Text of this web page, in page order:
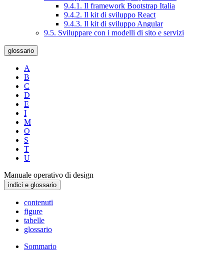
9.4.1. Il framework Bootstrap Italia
9.4.2. Il kit di sviluppo React
9.4.3. Il kit di sviluppo Angular
9.5. Sviluppare con i modelli di sito e servizi
glossario
A
B
C
D
E
I
M
O
S
T
U
Manuale operativo di design
indici e glossario
contenuti
figure
tabelle
glossario
Sommario